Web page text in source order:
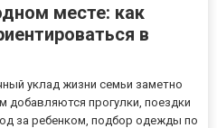
месте: как
в
уклад жизни семьи заметно
добавляются прогулки, поездки
за ребенком, подбор одежды по